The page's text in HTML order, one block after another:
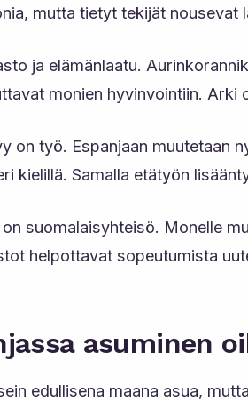
mutta tietyt tekijät nousevat
ja elämänlaatu.
monien hyvinvointiin. Arki
on työ. Espanjaan muutetaan
kielillä. Samalla etätyön
suomalaisyhteisö. Monelle
helpottavat sopeutumista
asuminen
edullisena maana asua,